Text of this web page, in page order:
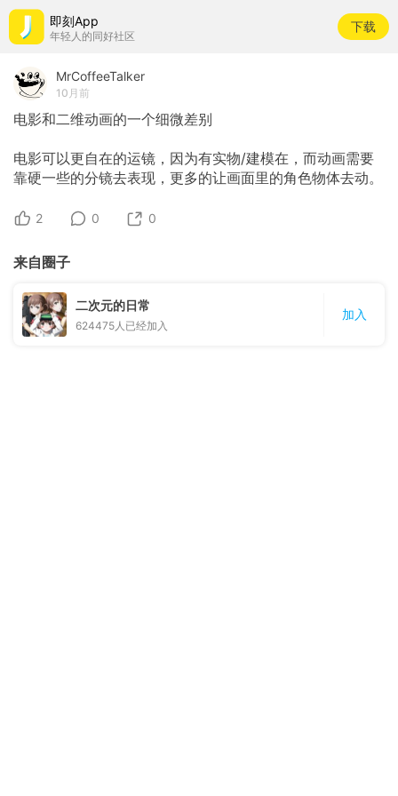
即刻App
年轻人的同好社区
下载
MrCoffeeTalker
10月前
电影和二维动画的一个细微差别
电影可以更自在的运镜，因为有实物/建模在，而动画需要
靠硬一些的分镜去表现，更多的让画面里的角色物体去动。
2 0 0
来自圈子
二次元的日常
624475 人已经加入
加入